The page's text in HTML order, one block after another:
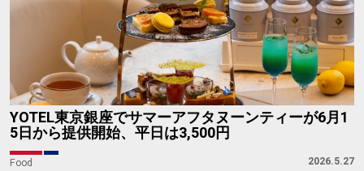
YOTEL東京銀座でサマーアフタヌーンティーが6月1
5日から提供開始、平日は3,500円
Food 2026.5.27